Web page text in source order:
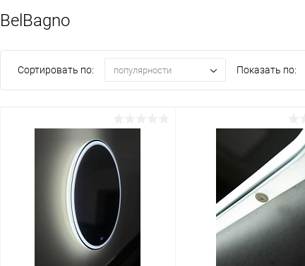
BelBagno
Сортировать по: популярности Показать по: